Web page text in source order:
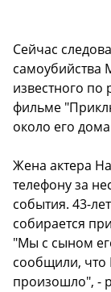
Сейчас
самоубийства
известного по
фильме
около его
Жена актера
телефону за
события. 43-
собирается
"Мы с сыном
сообщили, что
произошло", -